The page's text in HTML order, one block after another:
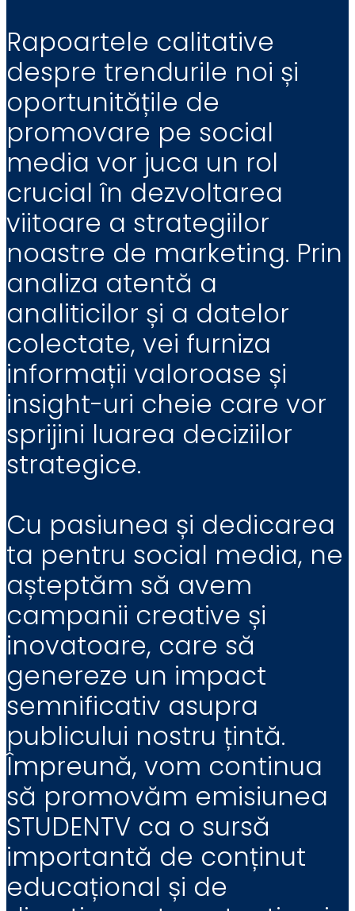
Rapoartele calitative
despre trendurile noi și
oportunitățile de
promovare pe social
media vor juca un rol
crucial în dezvoltarea
viitoare a strategiilor
noastre de marketing. Prin
analiza atentă a
analiticilor și a datelor
colectate, vei furniza
informații valoroase și
insight-uri cheie care vor
sprijini luarea deciziilor
strategice.
Cu pasiunea și dedicarea
ta pentru social media, ne
așteptăm să avem
campanii creative și
inovatoare, care să
genereze un impact
semnificativ asupra
publicului nostru țintă.
Împreună, vom continua
să promovăm emisiunea
STUDENTV ca o sursă
importantă de conținut
educațional și de